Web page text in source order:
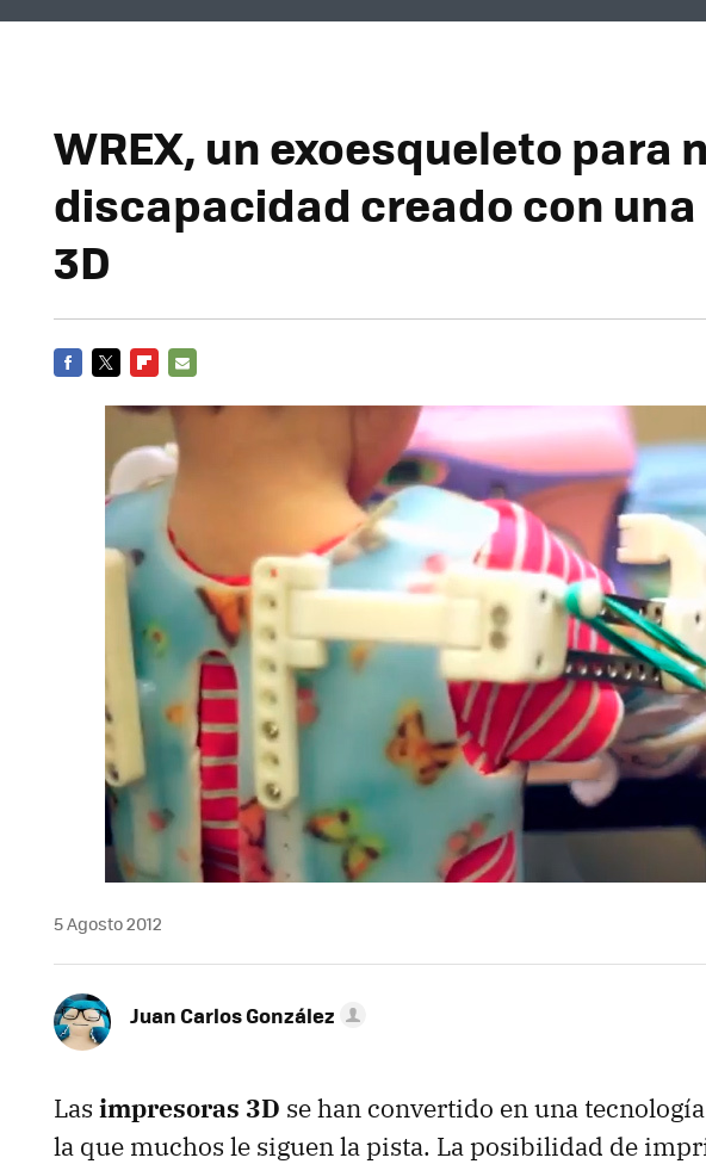
WREX, un exoesqueleto para
discapacidad creado con
3D
MAIL
5 Agosto 2012
Juan Carlos González
Las impresoras 3D se han convertido en una
la que muchos le siguen la pista. La posibilidad de